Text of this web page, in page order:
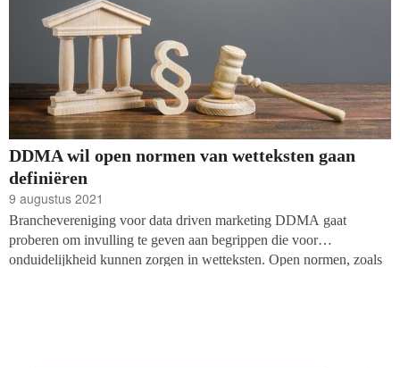
DDMA wil open normen van wetteksten gaan
definiëren
9 augustus 2021
Branchevereniging voor data driven marketing DDMA gaat
proberen om invulling te geven aan begrippen die voor
onduidelijkheid kunnen zorgen in wetteksten. Open normen, zoals